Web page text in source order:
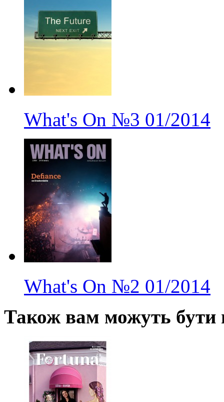
What's On №3 01/2014
What's On №2 01/2014
Також вам можуть бути